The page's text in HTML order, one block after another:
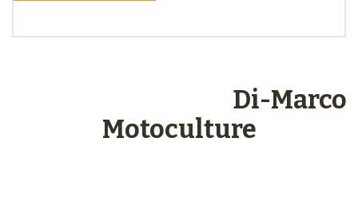
Di-Marco
Motoculture